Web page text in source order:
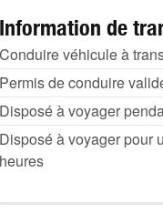
Information de
Conduire véhicule à
Permis de conduire
Disposé à voyager
Disposé à voyager pour
heures